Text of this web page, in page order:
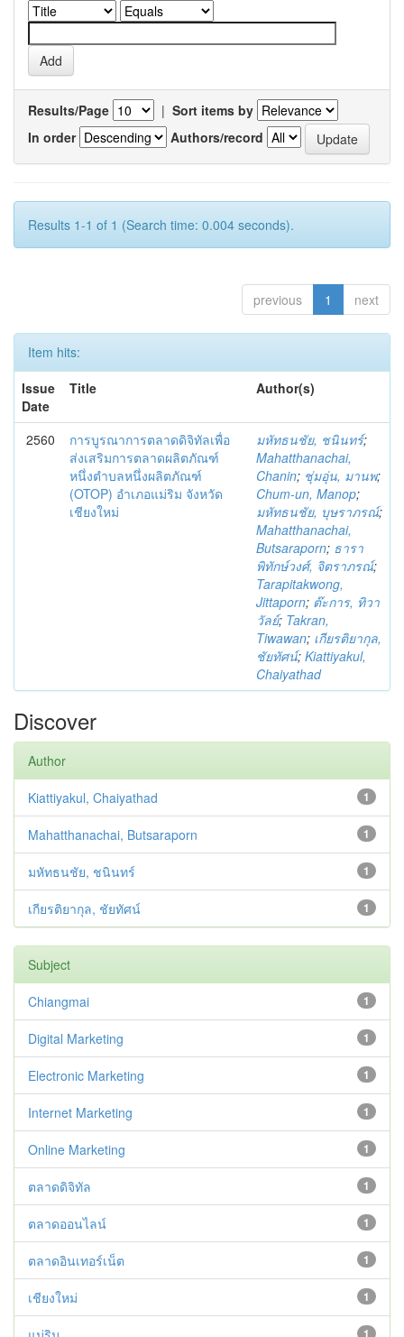
Results/Page | Sort items by
In order
Authors/record
Results 1-1 of 1 (Search time: 0.004 seconds).
previous 1 next
Item hits:
Issue
Date
Title Author(s)
2560
การบูรณาการตลาดดิจิทัลเพื่อ
ส่งเสริมการตลาดผลิตภัณฑ์
หนึ่งตำบลหนึ่งผลิตภัณฑ์
(OTOP) อำเภอแม่ริม จังหวัด
เชียงใหม่
มหัทธนชัย, ชนินทร์;
Mahatthanachai,
Chanin; ชุ่มอุ่น, มานพ;
Chum-un, Manop;
มหัทธนชัย, บุษราภรณ์;
Mahatthanachai,
Butsaraporn; ธารา
พิทักษ์วงศ์, จิตราภรณ์;
Tarapitakwong,
Jittaporn; ต๊ะการ, ทิวา
วัลย์; Takran,
Tiwawan; เกียรติยากุล,
ชัยทัศน์; Kiattiyakul,
Chaiyathad
Discover
Author
1
Kiattiyakul, Chaiyathad
1
Mahatthanachai, Butsaraporn
1
มหัทธนชัย, ชนินทร์
1
เกียรติยากุล, ชัยทัศน์
Subject
1
Chiangmai
1
Digital Marketing
1
Electronic Marketing
1
Internet Marketing
1
Online Marketing
1
ตลาดดิจิทัล
1
ตลาดออนไลน์
1
ตลาดอินเทอร์เน็ต
1
เชียงใหม่
1